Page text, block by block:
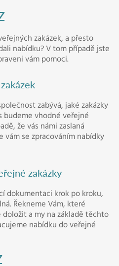
zakázek, a přesto
nabídku? V tom případě jste
vám pomoci.
zabývá, jaké zakázky
budeme vhodné veřejné
že vás námi zaslaná
vám se zpracováním nabídky
zakázky
dokumentaci krok po kroku,
Řekneme Vám, které
a my na základě těchto
nabídku do veřejné